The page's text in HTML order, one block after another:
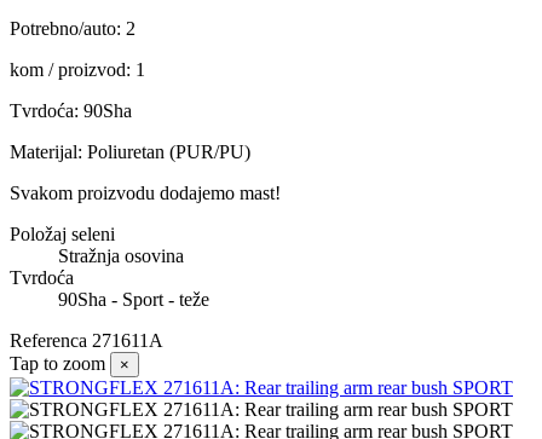
Potrebno/auto: 2
kom / proizvod: 1
Tvrdoća: 90Sha
Materijal: Poliuretan (PUR/PU)
Svakom proizvodu dodajemo mast!
Položaj seleni
Stražnja osovina
Tvrdoća
90Sha - Sport - teže
Referenca 271611A
Tap to zoom
×